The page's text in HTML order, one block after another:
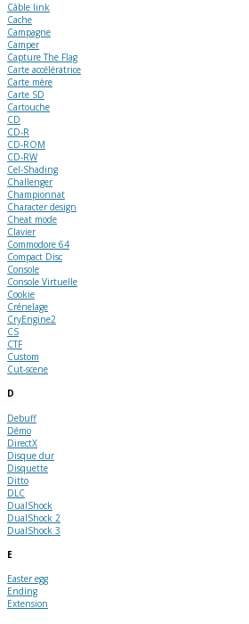
Câble link
Cache
Campagne
Camper
Capture The Flag
Carte accélératrice
Carte mère
Carte SD
Cartouche
CD
CD-R
CD-ROM
CD-RW
Cel-Shading
Challenger
Championnat
Character design
Cheat mode
Clavier
Commodore 64
Compact Disc
Console
Console Virtuelle
Cookie
Crénelage
CryEngine2
CS
CTF
Custom
Cut-scene
D
Debuff
Démo
DirectX
Disque dur
Disquette
Ditto
DLC
DualShock
DualShock 2
DualShock 3
E
Easter egg
Ending
Extension